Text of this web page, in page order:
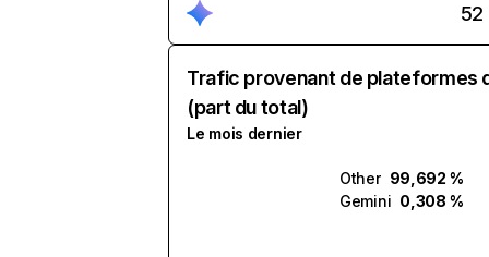
52
Trafic provenant de plateformes
(part du total)
Le mois dernier
Other 99,692 %
Gemini 0,308 %